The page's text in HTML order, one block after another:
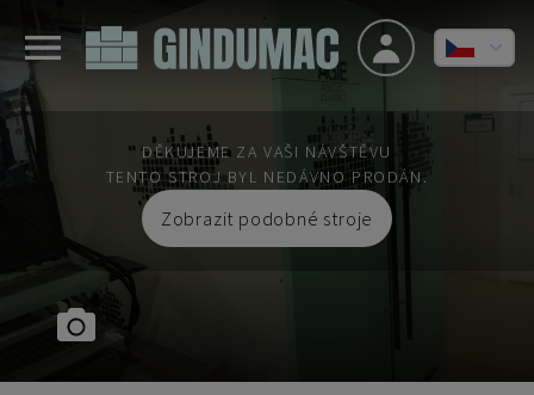
DĚKUJEME ZA VAŠI NÁVŠTĚVU
TENTO STROJ BYL NEDÁVNO PRODÁN.
Zobrazit podobné stroje